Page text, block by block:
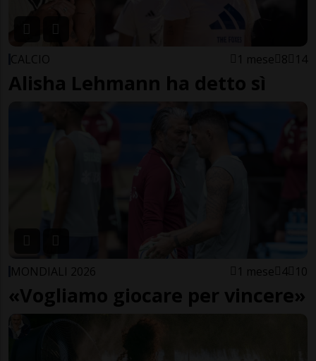
CALCIO 1 mese 8 14
Alisha Lehmann ha detto sì
MONDIALI 2026 1 mese 4 10
«Vogliamo giocare per vincere»